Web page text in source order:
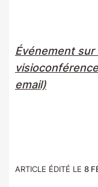
Événement
email)
ARTICLE ÉDITÉ LE 8